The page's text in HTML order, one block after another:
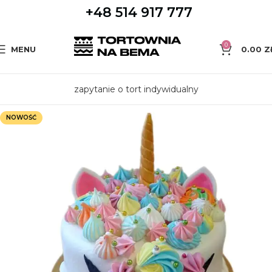
+48 514 917 777
MENU 0 0.00
zapytanie o tort indywidualny
NOWOŚĆ